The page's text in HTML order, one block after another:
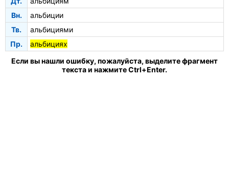
Вн.
альбиции
Тв.
альбициями
Пр.
альбициях
Если вы нашли ошибку, пожалуйста, выделите фрагмент
текста и нажмите Ctrl+Enter.